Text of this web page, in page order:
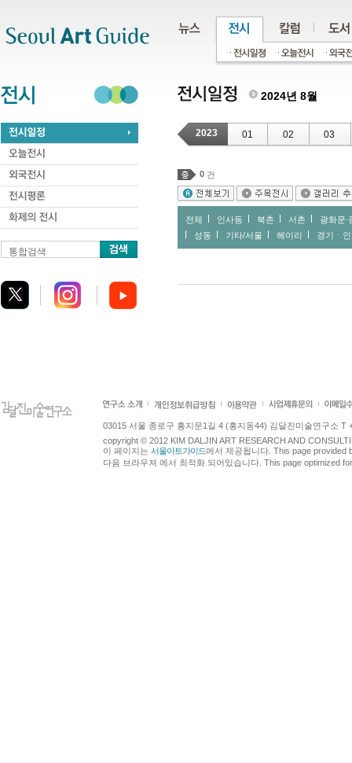
통합검색
2024년 8월
2023 01 02 03
0 건
전체 인사동 북촌 서촌
광화문∙
성동
기타/서울 헤이리 경기ㆍ
03015 서울 종로구 홍지문1길 4 (홍지동44) 김달진미술연구소 T
copyright © 2012 KIM DALJIN ART RESEARCH AND
이 페이지는 서울아트가이드에서 제공됩니다. This page provided
다음 브라우져 에서 최적화 되어있습니다. This page optimized